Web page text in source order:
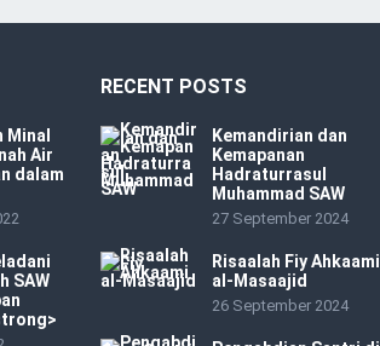
Minal
Air
dalam
SAW
RECENT POSTS
Kemandirian dan
Kemapanan
Hadraturrasul
Muhammad SAW
27 September 2024
Risaalah Fiy Ahkaami
al-Masaajid
26 September 2024